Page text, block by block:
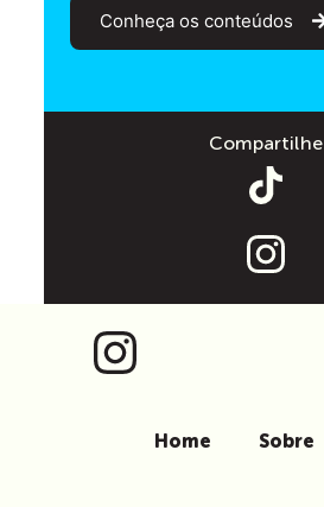
Conheça os conteúdos
Compartilhe
Home Sobre